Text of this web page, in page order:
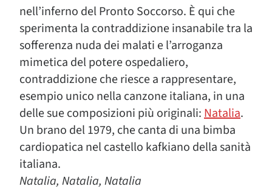
nell’inferno del Pronto Soccorso. È qui che
sperimenta la contraddizione insanabile tra la
sofferenza nuda dei malati e l’arroganza
mimetica del potere ospedaliero,
contraddizione che riesce a rappresentare,
esempio unico nella canzone italiana, in una
delle sue composizioni più originali:Natalia.
Un brano del 1979, che canta di una bimba
cardiopatica nel castello kafkiano della sanità
italiana.
Natalia, Natalia, Natalia